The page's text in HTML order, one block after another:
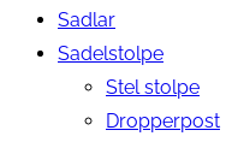
Sadlar
Sadelstolpe
Stel stolpe
Dropperpost